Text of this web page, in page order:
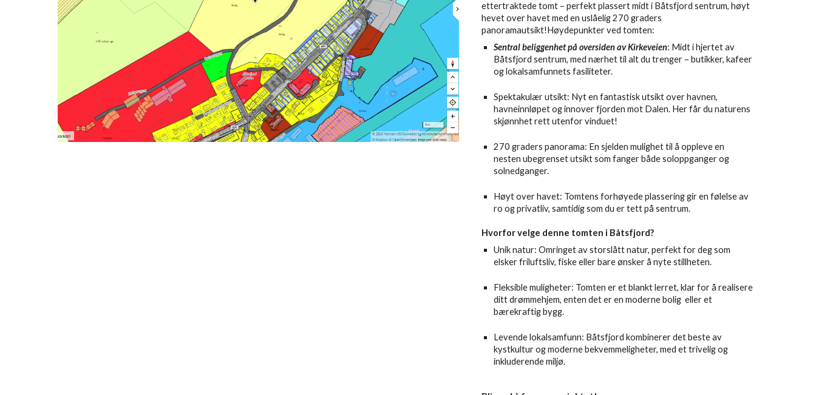
ettertraktede tomt – perfekt plassert midt i Båtsfjord sentrum, høyt
hevet over havet med en uslåelig 270 graders
panoramautsikt!Høydepunkter ved tomten:
Sentral beliggenhet på oversiden av Kirkeveien: Midt i hjertet av
Båtsfjord sentrum, med nærhet til alt du trenger – butikker, kafeer
og lokalsamfunnets fasiliteter.
Spektakulær utsikt: Nyt en fantastisk utsikt over havnen,
havneinnløpet og innover fjorden mot Dalen. Her får du naturens
skjønnhet rett utenfor vinduet!
270 graders panorama: En sjelden mulighet til å oppleve en
nesten ubegrenset utsikt som fanger både soloppganger og
solnedganger.
Høyt over havet: Tomtens forhøyede plassering gir en følelse av
ro og privatliv, samtidig som du er tett på sentrum.
Hvorfor velge denne tomten i Båtsfjord?
Unik natur: Omringet av storslått natur, perfekt for deg som
elsker friluftsliv, fiske eller bare ønsker å nyte stillheten.
Fleksible muligheter: Tomten er et blankt lerret, klar for å realisere
ditt drømmehjem, enten det er en moderne bolig eller et
bærekraftig bygg.
Levende lokalsamfunn: Båtsfjord kombinerer det beste av
kystkultur og moderne bekvemmeligheter, med et trivelig og
inkluderende miljø.